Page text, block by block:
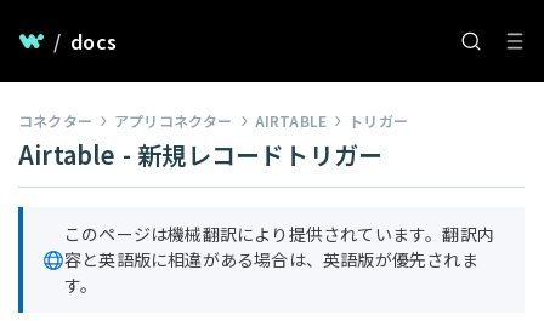
/ docs
コネクター アプリコネクター AIRTABLE トリガー
Airtable - 新規レコードトリガー
このページは機械翻訳により提供されています。翻訳内
容と英語版に相違がある場合は、英語版が優先されま
す。